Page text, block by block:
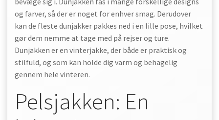
og farver, så der er noget for enhver smag. Derudover
kan de fleste dunjakker pakkes ned i en lille pose, hvilket
gør dem nemme at tage med på rejser og ture.
Dunjakken er en vinterjakke, der både er praktisk og
stilfuld, og som kan holde dig varm og behagelig
gennem hele vinteren.
Pelsjakken: En